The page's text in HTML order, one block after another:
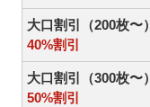
大口割引（200枚〜）
40%割引
大口割引（300枚〜）
50%割引